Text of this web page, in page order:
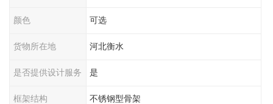
颜色 可选
货物所在地 河北衡水
是否提供设计服务 是
框架结构 不锈钢型骨架